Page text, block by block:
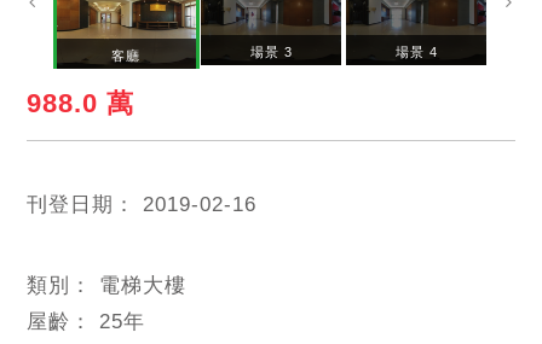
客廳 場景 3 場景 4
988.0 萬
刊登日期： 2019-02-16
類別： 電梯大樓
屋齡： 25年